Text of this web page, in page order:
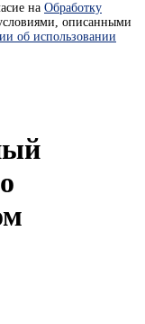
на Обработку
описанными
об использовании